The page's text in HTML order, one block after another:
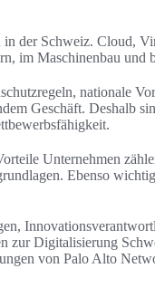
der Schweiz. Cloud,
im Maschinenbau und
nationale
Geschäft. Deshalb
Unternehmen
Ebenso
zur Digitalisierung
von Palo Alto